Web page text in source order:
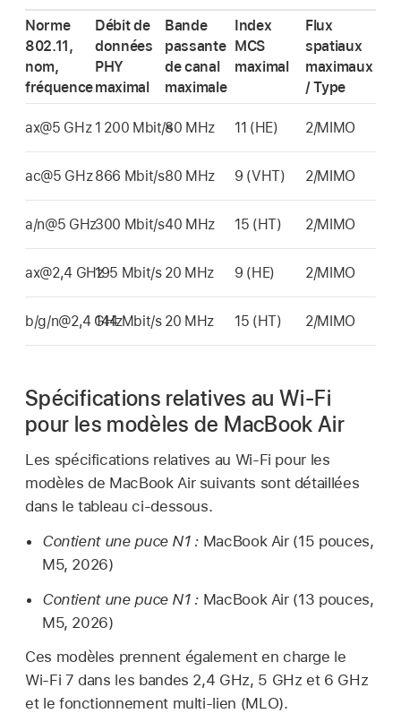
Norme
802.11,
nom,
fréquence
Débit de
données
PHY
maximal
Bande
passante
de canal
maximale
Index
MCS
maximal
Flux
spatiaux
maximaux
/ Type
ax@5 GHz 1 200 Mbit/s80 MHz 11 (HE) 2/MIMO
ac@5 GHz 866 Mbit/s80 MHz 9 (VHT) 2/MIMO
a/n@5 GHz300 Mbit/s40 MHz 15 (HT) 2/MIMO
ax@2,4 GHz195 Mbit/s 20 MHz 9 (HE) 2/MIMO
b/g/n@2,4 GHz144 Mbit/s 20 MHz 15 (HT) 2/MIMO
Spécifications relatives au Wi-Fi
pour les modèles de MacBook Air
Les spécifications relatives au Wi-Fi pour les
modèles de MacBook Airsuivants sont détaillées
dans le tableau ci-dessous.
Contient une puce N1 : MacBook Air(15 pouces,
M5, 2026)
Contient une puce N1 : MacBook Air(13 pouces,
M5, 2026)
Ces modèles prennent également en charge le
Wi-Fi 7 dans les bandes 2,4 GHz, 5 GHz et 6 GHz
et le fonctionnement multi-lien (MLO).